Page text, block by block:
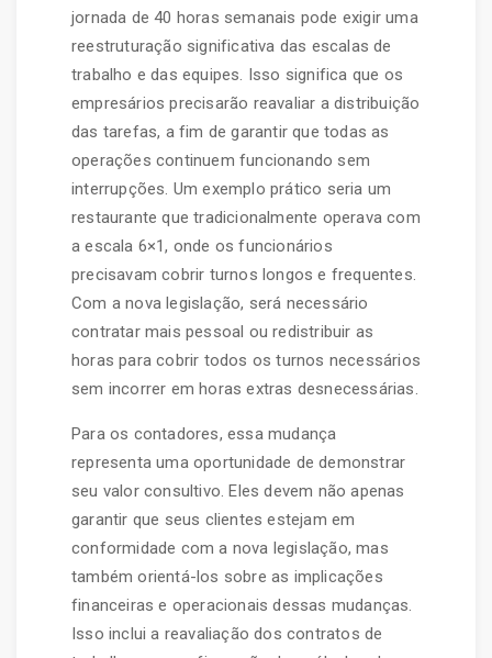
jornada de 40 horas semanais pode exigir uma
reestruturação significativa das escalas de
trabalho e das equipes. Isso significa que os
empresários precisarão reavaliar a distribuição
das tarefas, a fim de garantir que todas as
operações continuem funcionando sem
interrupções. Um exemplo prático seria um
restaurante que tradicionalmente operava com
a escala 6×1, onde os funcionários
precisavam cobrir turnos longos e frequentes.
Com a nova legislação, será necessário
contratar mais pessoal ou redistribuir as
horas para cobrir todos os turnos necessários
sem incorrer em horas extras desnecessárias.
Para os contadores, essa mudança
representa uma oportunidade de demonstrar
seu valor consultivo. Eles devem não apenas
garantir que seus clientes estejam em
conformidade com a nova legislação, mas
também orientá-los sobre as implicações
financeiras e operacionais dessas mudanças.
Isso inclui a reavaliação dos contratos de